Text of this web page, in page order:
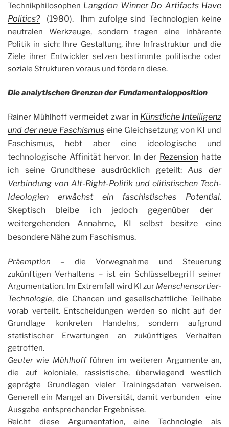
Technikphilosophen Langdon Winner Do Artifacts Have
Politics?(1980). Ihm zufolge sind Technologien keine
neutralen Werkzeuge, sondern tragen eine inhärente
Politik in sich: Ihre Gestaltung, ihre Infrastruktur und die
Ziele ihrer Entwickler setzen bestimmte politische oder
soziale Strukturen voraus und fördern diese.
Die analytischen Grenzen der Fundamentalopposition
Rainer Mühlhoff vermeidet zwar in Künstliche Intelligenz
und der neue Faschismus eine Gleichsetzung von KI und
Faschismus, hebt aber eine ideologische und
technologische Affinität hervor. In der Rezensionhatte
ich seine Grundthese ausdrücklich geteilt:Aus der
Verbindung von Alt-Right-Politik und elitistischen Tech-
Ideologien erwächst ein faschistisches Potential.
Skeptisch bleibe ich jedoch gegenüber der
weitergehenden Annahme, KI selbst besitze eine
besondere Nähe zum Faschismus.
Präemption – die Vorwegnahme und Steuerung
zukünftigen Verhaltens – ist ein Schlüsselbegriff seiner
Argumentation. Im Extremfall wird KI zur Menschensortier-
Technologie, die Chancen und gesellschaftliche Teilhabe
vorab verteilt. Entscheidungen werden so nicht auf der
Grundlage konkreten Handelns, sondern aufgrund
statistischer Erwartungen an zukünftiges Verhalten
getroffen.
Geuter wie Mühlhoffführen im weiteren Argumente an,
die auf koloniale, rassistische, überwiegend westlich
geprägte Grundlagen vieler Trainingsdaten verweisen.
Generell ein Mangel an Diversität, damit verbunden eine
Ausgabe entsprechender Ergebnisse.
Reicht diese Argumentation, eine Technologie als